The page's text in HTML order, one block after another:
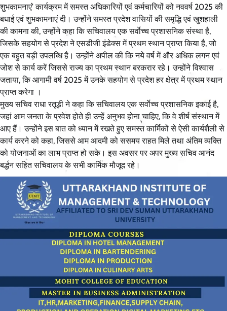
शुभकामनाएं’ कार्यक्रम में समस्त अधिकारियों एवं कर्मचारियों को नववर्ष 2025 की
बधाई एवं शुभकामनाएं दी। उन्होंने समस्त प्रदेश वासियों की समृद्धि एवं खुशहाली
की कामना की, उन्होंने कहा कि सचिवालय एक सर्वाेच्च प्रशासनिक संस्था है,
जिसके सहयोग से प्रदेश ने एसडीजी इंडेक्स में प्रथम स्थान प्राप्त किया है, जो
एक बहुत बड़ी उपलब्धि है। उन्होंने अपील की कि नये वर्ष में और अधिक लगन एवं
जोश से कार्य करें जिससे राज्य का प्रथम स्थान बरकरार रहे। उन्होंने विश्वास
जताया, कि आगामी वर्ष 2025 में उनके सहयोग से प्रदेश हर क्षेत्र में प्रथम स्थान
प्राप्त करेगा ।
मुख्य सचिव राधा रतूड़ी ने कहा कि सचिवालय एक सर्वाेच्च प्रशासनिक इकाई है,
जहां आम जनता के प्रवेश होते ही उन्हें अनुभव होना चाहिए, कि वे शीर्ष संस्थान में
आए हैं। उन्होंने इस बात को ध्यान में रखते हुए समस्त कार्मिकों से ऐसी कार्यशैली से
कार्य करने को कहा, जिससे आम आदमी को ससमय राहत मिले तथा अंतिम व्यक्ति
को योजनाओं का लाभ प्राप्त हो सके। इस अवसर पर अपर मुख्य सचिव आनंद
बर्द्धन सहित सचिवालय के सभी कार्मिक मौजूद रहे।